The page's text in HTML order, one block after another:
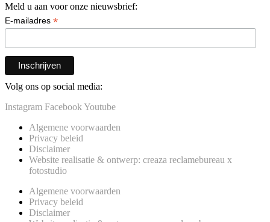
Meld u aan voor onze nieuwsbrief:
E-mailadres *
Volg ons op social media:
Instagram Facebook Youtube
Algemene voorwaarden
Privacy beleid
Disclaimer
Website realisatie & ontwerp: creaza reclamebureau x
fotostudio
Algemene voorwaarden
Privacy beleid
Disclaimer